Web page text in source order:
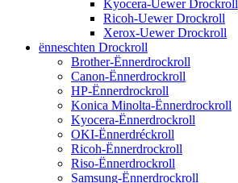
Kyocera-Uewer Drockroll
Ricoh-Uewer Drockroll
Xerox-Uewer Drockroll
ënneschten Drockroll
Brother-Ënnerdrockroll
Canon-Ënnerdrockroll
HP-Ënnerdrockroll
Konica Minolta-Ënnerdrockroll
Kyocera-Ënnerdrockroll
OKI-Ënnerdréckroll
Ricoh-Ënnerdrockroll
Riso-Ënnerdrockroll
Samsung-Ënnerdrockroll